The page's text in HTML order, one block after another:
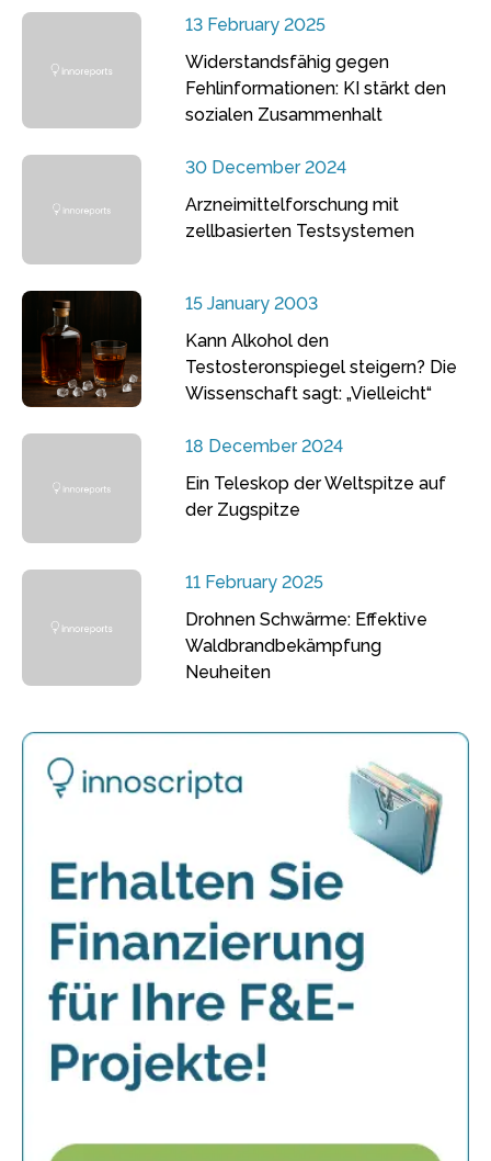
13 February 2025
Widerstandsfähig gegen
Fehlinformationen: KI stärkt den
sozialen Zusammenhalt
30 December 2024
Arzneimittelforschung mit
zellbasierten Testsystemen
15 January 2003
Kann Alkohol den
Testosteronspiegel steigern? Die
Wissenschaft sagt: „Vielleicht“
18 December 2024
Ein Teleskop der Weltspitze auf
der Zugspitze
11 February 2025
Drohnen Schwärme: Effektive
Waldbrandbekämpfung
Neuheiten